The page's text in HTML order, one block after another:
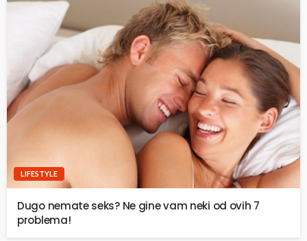
LIFESTYLE
Dugo nemate seks? Ne gine vam neki od ovih 7
problema!